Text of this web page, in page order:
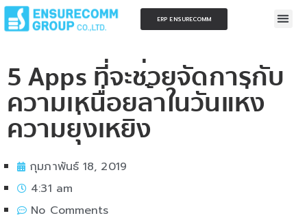
ERP ENSURECOMM
5 Apps ที่จะช่วยจัดการกับ
ความเหนื่อยล้าในวันแห่ง
ความยุ่งเหยิง
กุมภาพันธ์ 18, 2019
4:31 am
No Comments